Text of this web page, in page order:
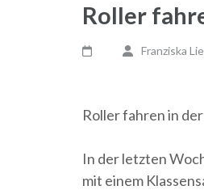
Roller
Franziska
Roller fahren in
In der letzten
mit einem